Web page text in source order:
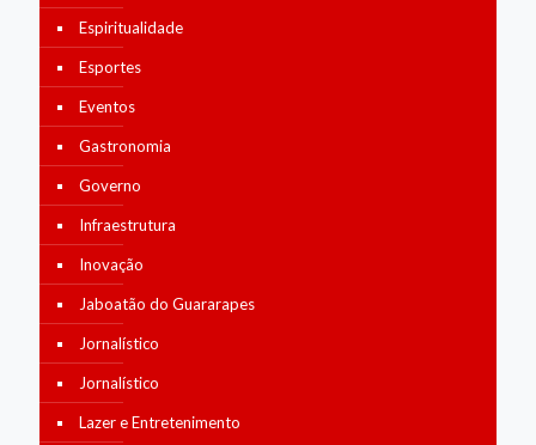
Espiritualidade
Esportes
Eventos
Gastronomia
Governo
Infraestrutura
Inovação
Jaboatão do Guararapes
Jornalístico
Jornalístico
Lazer e Entretenimento